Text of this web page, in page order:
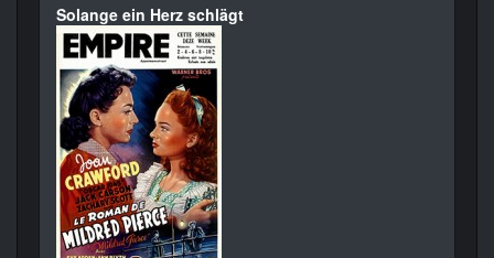
Solange ein Herz schlägt